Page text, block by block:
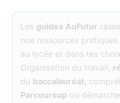
Les guides AuFutur
nos ressources pratiques
au lycée et dans tes
Organisation du travail,
du baccalauréat,
Parcoursup ou